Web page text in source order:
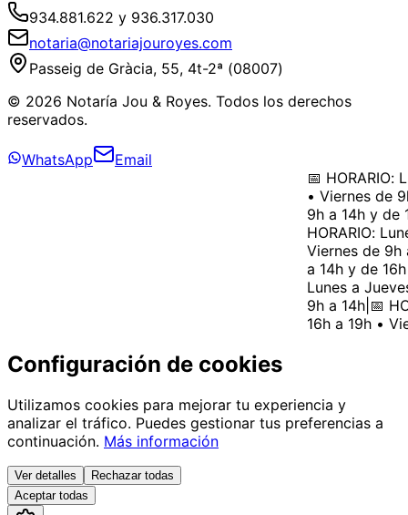
934.881.622 y 936.317.030
notaria@notariajouroyes.com
Passeig de Gràcia, 55, 4t-2ª (08007)
© 2026 Notaría Jou & Royes. Todos los derechos
reservados.
WhatsApp
Email
📅 HORARIO:
• Viernes de
9h a 14h y de
HORARIO:
Viernes de 9h
a 14h y de
Lunes a
9h a 14h|📅
16h a 19h •
Configuración de cookies
Utilizamos cookies para mejorar tu experiencia y
analizar el tráfico. Puedes gestionar tus preferencias a
continuación. Más información
Ver detalles
Rechazar todas
Aceptar todas